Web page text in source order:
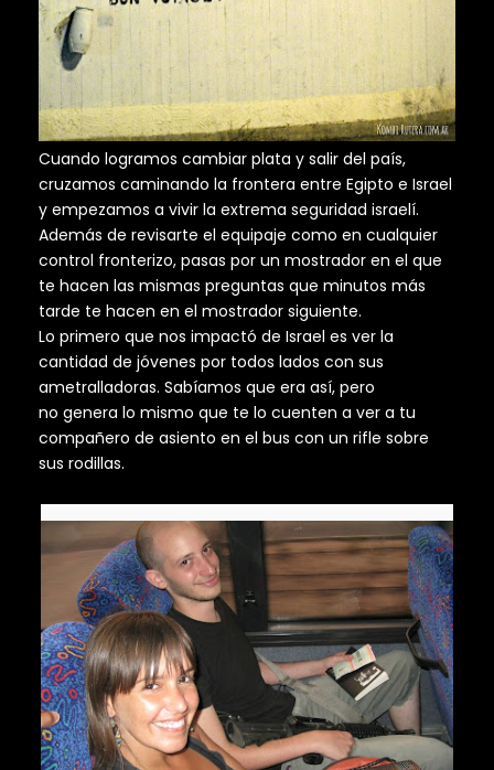
Cuando logramos cambiar plata y salir del país,
cruzamos caminando la frontera entre Egipto e Israel
y empezamos a vivir la extrema seguridad israelí.
Además de revisarte el equipaje como en cualquier
control fronterizo, pasas por un mostrador en el que
te hacen las mismas preguntas que minutos más
tarde te hacen en el mostrador siguiente.
Lo primero que nos impactó de Israel es ver la
cantidad de jóvenes por todos lados con sus
ametralladoras. Sabíamos que era así, pero
no genera lo mismo que te lo cuenten a ver a tu
compañero de asiento en el bus con un rifle sobre
sus rodillas.